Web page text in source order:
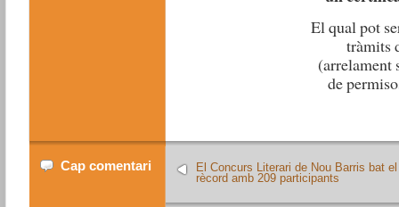
El qual pot
tràmits
(arrelament
de
Cap comentari
El Concurs Literari de Nou Barris bat el
rècord amb 209 participants